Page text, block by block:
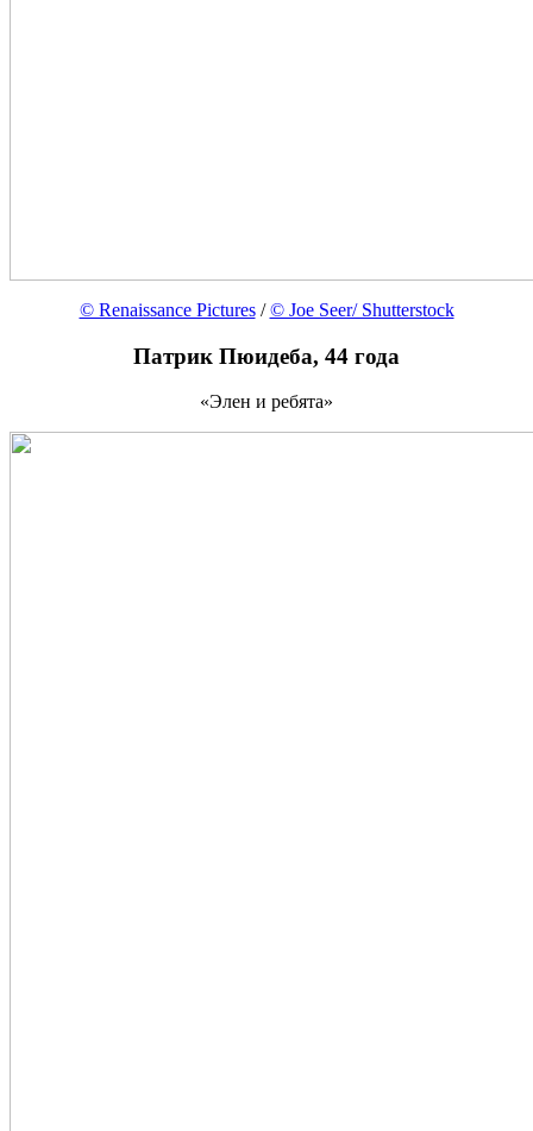
© Renaissance Pictures/© Joe Seer/ Shutterstock
Патрик Пюидеба, 44 года
«Элен и ребята»